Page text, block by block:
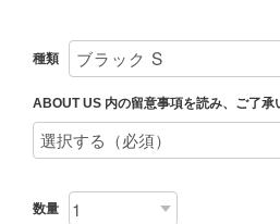
種類
ABOUT US 内の留意事項を読み、ご了承
数量